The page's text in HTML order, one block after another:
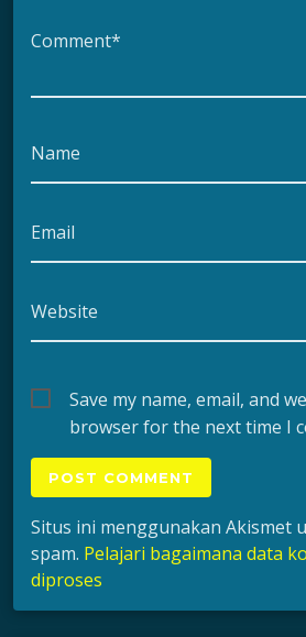
Comment*
Name
Email
Website
Save my name, email, and
browser for the next time I
Situs ini menggunakan Akismet
spam. Pelajari bagaimana data
diproses